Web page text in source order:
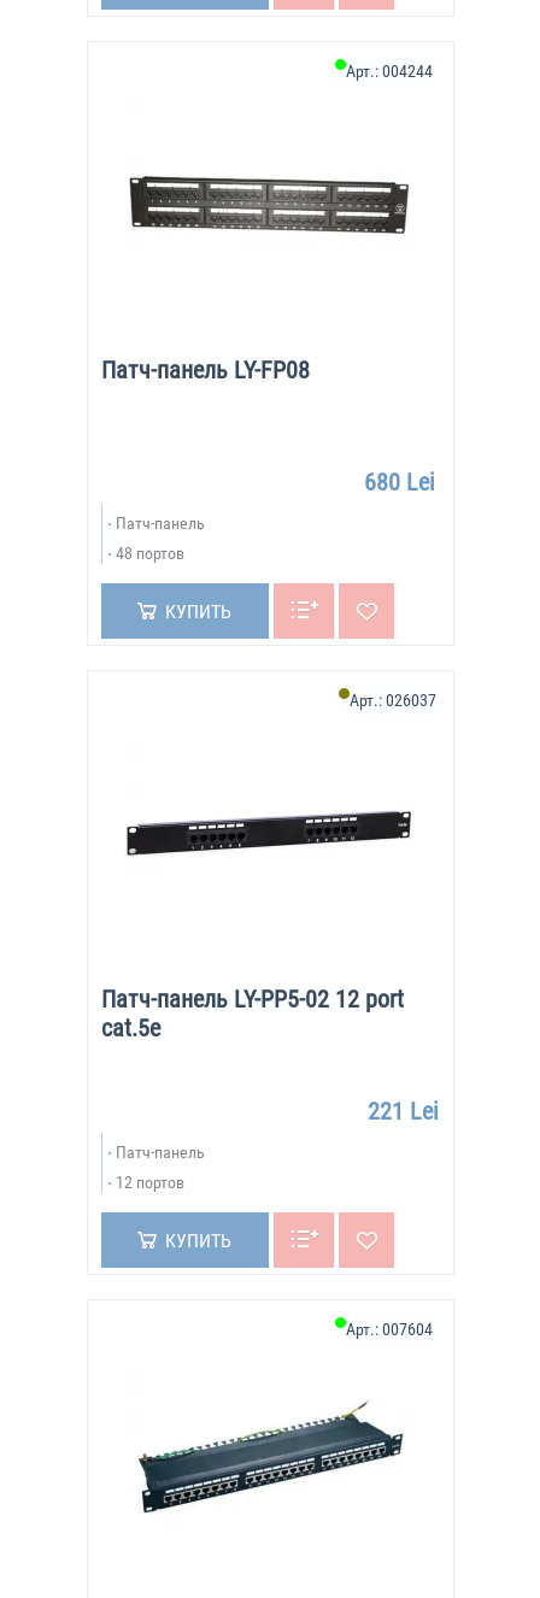
Патч-панель LY-FP08
Арт.:004244
680 Lei
Патч-панель
48 портов
КУПИТЬ
Патч-панель LY-PP5-02 12 port
cat.5e
Арт.:026037
221 Lei
Патч-панель
12 портов
КУПИТЬ
Арт.:007604